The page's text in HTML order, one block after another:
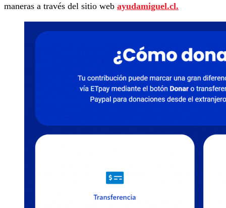
maneras a través del sitio web ayudamiguel.cl.